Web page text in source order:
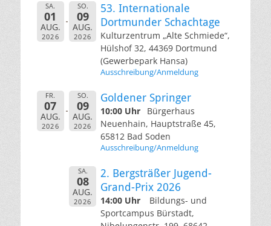
SA.
01
AUG.
2026
SO.
09
AUG.
2026
53. Internationale
Dortmunder Schachtage
Kulturzentrum „Alte Schmiede“,
Hülshof 32, 44369 Dortmund
(Gewerbepark Hansa)
Ausschreibung/Anmeldung
FR.
07
AUG.
2026
SO.
09
AUG.
2026
Goldener Springer
10:00 Uhr
Bürgerhaus
Neuenhain, Hauptstraße 45,
65812 Bad Soden
Ausschreibung/Anmeldung
SA.
08
AUG.
2026
2. Bergsträßer Jugend-
Grand-Prix 2026
14:00 Uhr
Bildungs- und
Sportcampus Bürstadt,